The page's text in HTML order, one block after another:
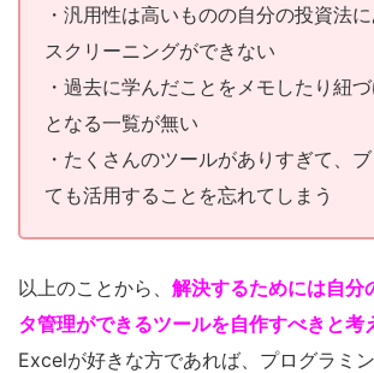
・汎用性は高いものの自分の投資法
スクリーニングができない
・過去に学んだことをメモしたり紐
となる一覧が無い
・たくさんのツールがありすぎて、
ても活用することを忘れてしまう
以上のことから、 解決するためには自分
タ管理ができるツールを自作すべきと考
Excelが好きな方であれば、プログラミ